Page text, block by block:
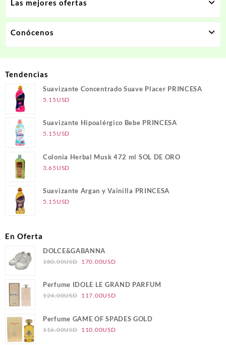
Las mejores ofertas
Conócenos
Tendencias
Suavizante Concentrado Suave Placer PRINCESA
5.15 USD
Suavizante Hipoalérgico Bebe PRINCESA
5.15 USD
Colonia Herbal Musk 472 ml SOL DE ORO
3.65 USD
Suavizante Argan y Vainilla PRINCESA
5.15 USD
En Oferta
DOLCE&GABANNA
180.00USD El
original
era:
170.00USDEl
actual
Perfume IDOLE LE GRAND PARFUM
124.00USD El
original
era:
117.00USDEl
actual
Perfume GAME OF SPADES GOLD
116.00USD El
110.00USDEl